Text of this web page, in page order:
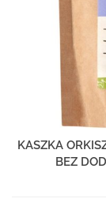
KASZKA
BEZ